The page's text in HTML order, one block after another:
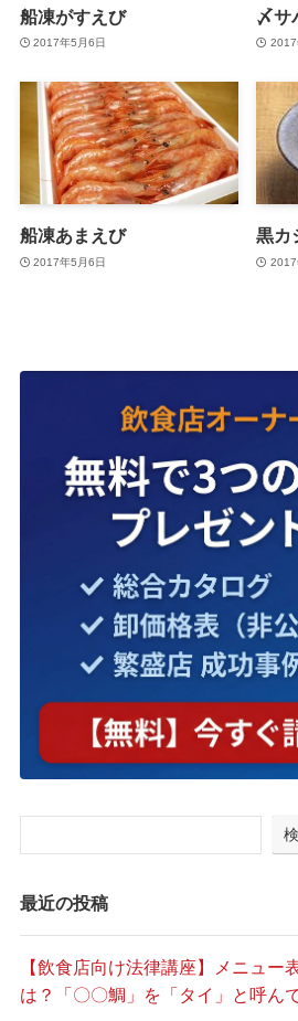
船凍がすえび
2017年5月6日
〆サ
2017
船凍あまえび
2017年5月6日
黒カ
2017
最近の投稿
【飲食店向け法律講座】メニュー
は？「〇〇鯛」を「タイ」と呼ん